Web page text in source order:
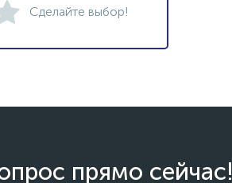
Сделайте выбор!
прямо сейчас!